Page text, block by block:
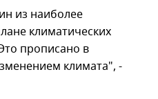
из наиболее
климатических
прописано в
климата", -